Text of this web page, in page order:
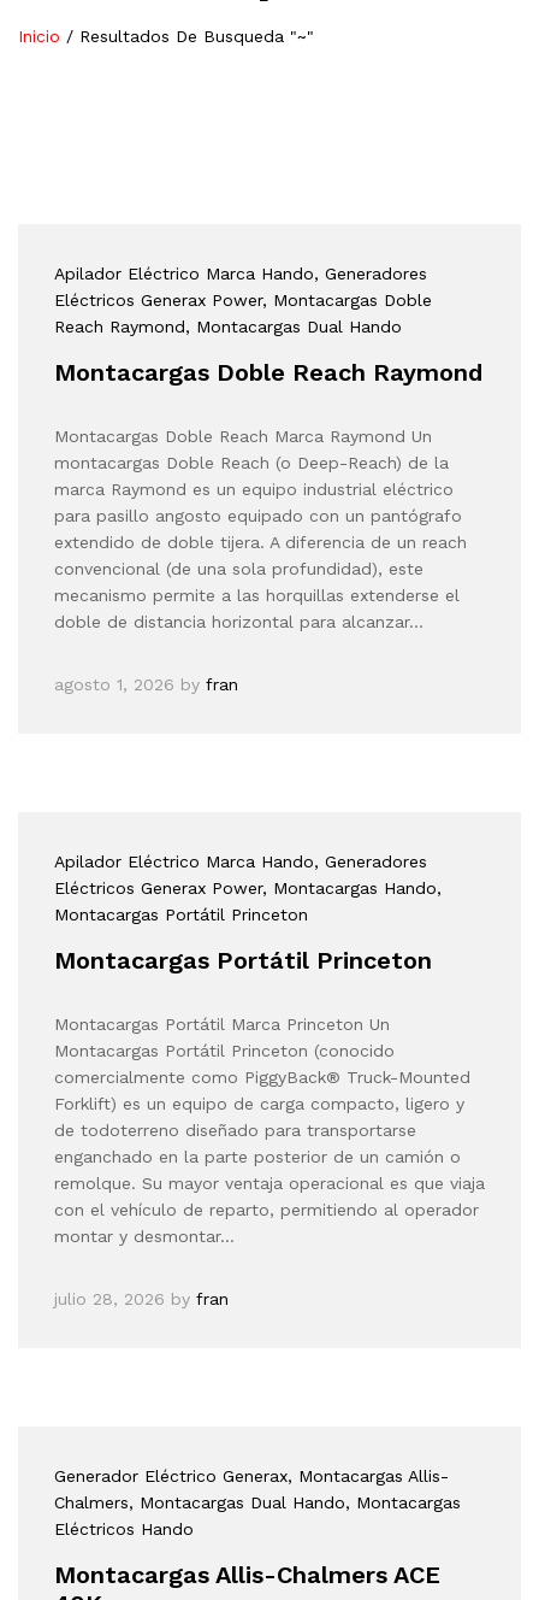
Inicio / Resultados De Busqueda "~"
Apilador Eléctrico Marca Hando, Generadores
Eléctricos Generax Power, Montacargas Doble
Reach Raymond, Montacargas Dual Hando
Montacargas Doble Reach Raymond
Montacargas Doble Reach Marca Raymond Un
montacargas Doble Reach (o Deep-Reach) de la
marca Raymond es un equipo industrial eléctrico
para pasillo angosto equipado con un pantógrafo
extendido de doble tijera. A diferencia de un reach
convencional (de una sola profundidad), este
mecanismo permite a las horquillas extenderse el
doble de distancia horizontal para alcanzar…
agosto 1, 2026 by fran
Apilador Eléctrico Marca Hando, Generadores
Eléctricos Generax Power, Montacargas Hando,
Montacargas Portátil Princeton
Montacargas Portátil Princeton
Montacargas Portátil Marca Princeton Un
Montacargas Portátil Princeton (conocido
comercialmente como PiggyBack® Truck-Mounted
Forklift) es un equipo de carga compacto, ligero y
de todoterreno diseñado para transportarse
enganchado en la parte posterior de un camión o
remolque. Su mayor ventaja operacional es que viaja
con el vehículo de reparto, permitiendo al operador
montar y desmontar…
julio 28, 2026 by fran
Generador Eléctrico Generax, Montacargas Allis-
Chalmers, Montacargas Dual Hando, Montacargas
Eléctricos Hando
Montacargas Allis-Chalmers ACE